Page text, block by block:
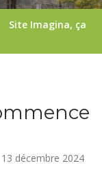
Site Imagina, ça
décembre 2024